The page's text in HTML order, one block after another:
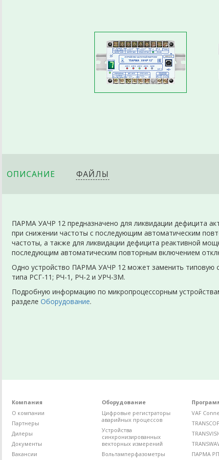
ОПИСАНИЕ ФАЙЛЫ
ПАРМА УАЧР 12 предназначено для ликвидации дефицита
при снижении частоты с последующим автоматическим
частоты, а также для ликвидации дефицита реактивной
последующим автоматическим повторным включением
Одно устройство ПАРМА УАЧР 12 может заменить типовую
типа РСГ-11; РЧ-1, РЧ-2 и УРЧ-ЗМ.
Подробную информацию по микропроцессорным
разделе Оборудование.
Компания
О компании
Партнеры
Дилеры
Документы
Вакансии
Оборудование
Цифровые регистраторы
аварийных процессов
Устройства
синхронизированных
векторных измерений
Вольтамперфазометры
VAF
ПАРМА